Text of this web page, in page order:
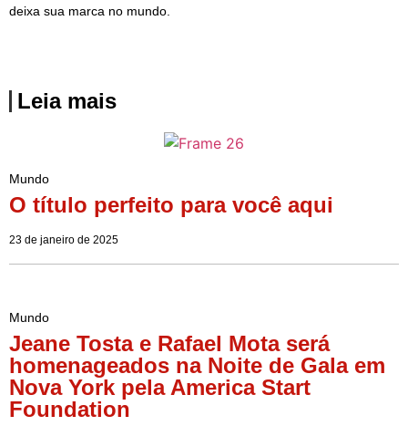
deixa sua marca no mundo.
Leia mais
Mundo
O título perfeito para você aqui
23 de janeiro de 2025
Mundo
Jeane Tosta e Rafael Mota será
homenageados na Noite de Gala em
Nova York pela America Start
Foundation